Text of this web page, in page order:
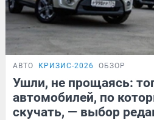
АВТО КРИЗИС-2026 ОБЗОР
Ушли, не прощаясь:
автомобилей, по
скучать, — выбор